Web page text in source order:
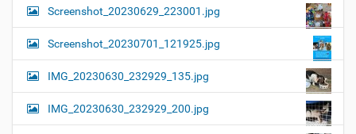
Screenshot_20230629_223001.jpg
Screenshot_20230701_121925.jpg
IMG_20230630_232929_135.jpg
IMG_20230630_232929_200.jpg